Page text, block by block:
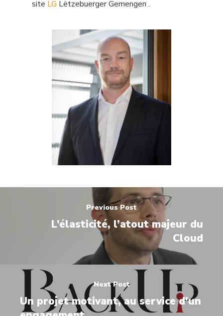
site LG Lëtzebuerger Gemengen .
Previous Post
L’élasticité, l’atout majeur du
Cloud
Next Post
Un projet motivant, au service d'un
Frontend
Mobile
UX
English